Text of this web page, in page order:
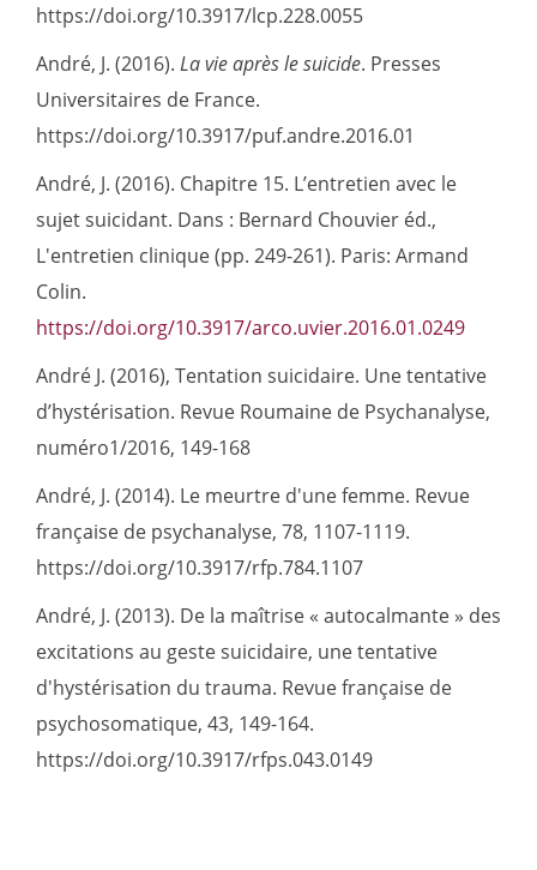
https://doi.org/10.3917/lcp.228.0055
André, J. (2016). La vie après le suicide. Presses
Universitaires de France.
https://doi.org/10.3917/puf.andre.2016.01
André, J. (2016). Chapitre 15. L’entretien avec le
sujet suicidant. Dans : Bernard Chouvier éd.,
L'entretien clinique (pp. 249-261). Paris: Armand
Colin.
https://doi.org/10.3917/arco.uvier.2016.01.0249
André J. (2016), Tentation suicidaire. Une tentative
d’hystérisation. Revue Roumaine de Psychanalyse,
numéro1/2016, 149-168
André, J. (2014). Le meurtre d'une femme. Revue
française de psychanalyse, 78, 1107-1119.
https://doi.org/10.3917/rfp.784.1107
André, J. (2013). De la maîtrise « autocalmante » des
excitations au geste suicidaire, une tentative
d'hystérisation du trauma. Revue française de
psychosomatique, 43, 149-164.
https://doi.org/10.3917/rfps.043.0149